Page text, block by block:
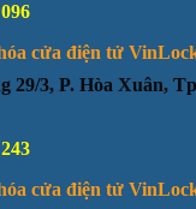
cửa điện tử
29/3, P. Hòa Xuân,
cửa điện tử